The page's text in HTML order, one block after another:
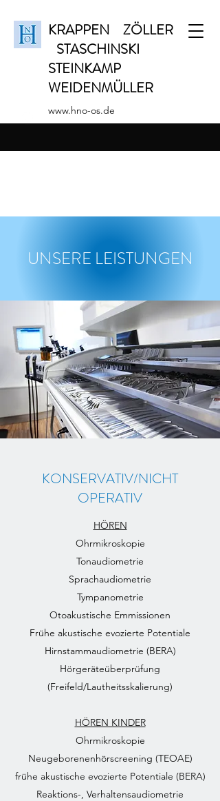
KRAPPEN ZÖLLER
STASCHINSKI
STEINKAMP
WEIDENMÜLLER
www.hno-os.de
UNSERE LEISTUNGEN
KONSERVATIV/NICHT
OPERATIV
HÖREN
Ohrmikroskopie
Tonaudiometrie
Sprachaudiometrie
Tympanometrie
Otoakustische Emmissionen
Frühe akustische evozierte Potentiale
Hirnstammaudiometrie (BERA)
Hörgeräteüberprüfung
(Freifeld/Lautheitsskalierung)
HÖREN KINDER
Ohrmikroskopie
Neugeborenenhörscreening (TEOAE)
frühe akustische evozierte Potentiale (BERA)
Reaktions-, Verhaltensaudiometrie